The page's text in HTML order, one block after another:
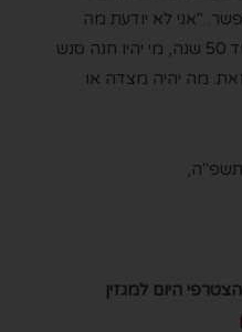
"אני לא יודעת מה
ההיסטוריה תבחר להשאיר בעוד 50 שנה, מי יהיו חנה סנש
מה יהיה מצדה או
תשפ"ה,
היום למגזין